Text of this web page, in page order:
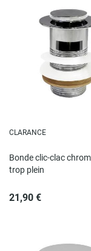
CLARANCE
Bonde clic-clac
trop plein
21,90 €